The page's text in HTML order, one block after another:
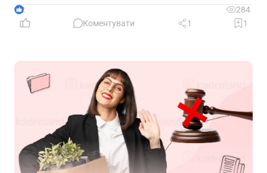
що очікує на компанії, які не встигнуть підтвердити
свій статус
2
284
Коментувати
1 1